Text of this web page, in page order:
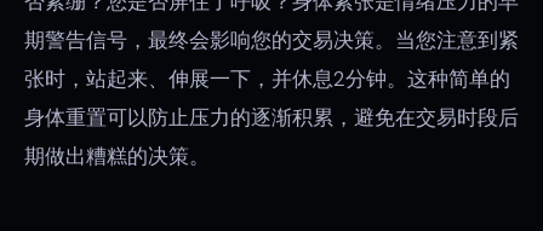
期警告信号，最终会影响您的交易决策。当您注意到紧
张时，站起来、伸展一下，并休息2分钟。这种简单的
身体重置可以防止压力的逐渐积累，避免在交易时段后
期做出糟糕的决策。